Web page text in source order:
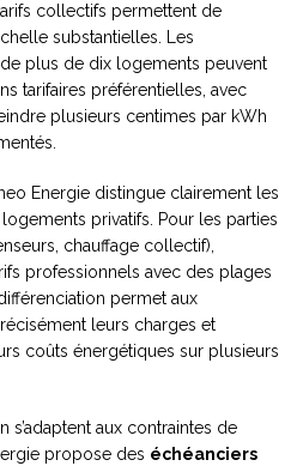
collectifs permettent de
substantielles. Les
plus de dix logements peuvent
tarifaires préférentielles, avec
plusieurs centimes par kWh
Energie distingue clairement les
privatifs. Pour les parties
chauffage collectif),
professionnels avec des plages
permet aux
leurs charges et
coûts énergétiques sur plusieurs
s’adaptent aux contraintes de
propose des échéanciers